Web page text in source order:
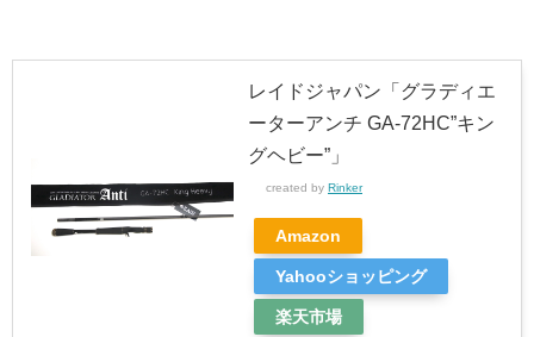
レイドジャパン「グラディエ
ーターアンチ GA-72HC”キン
グヘビー”」
created by Rinker
Amazon
Yahooショッピング
楽天市場